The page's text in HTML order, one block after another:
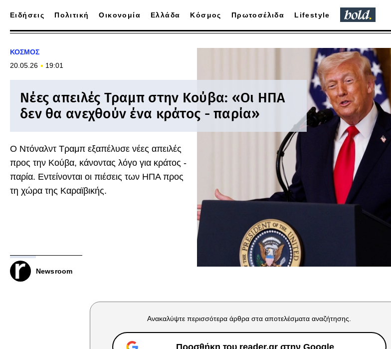
Ειδήσεις Πολιτική Οικονομία Ελλάδα Κόσμος Πρωτοσέλιδα Lifestyle
ΚΟΣΜΟΣ
20.05.26
19:01
Νέες απειλές Τραμπ στην Κούβα: «Oι ΗΠΑ
δεν θα ανεχθούν ένα κράτος - παρία»
Ο Ντόναλντ Τραμπ εξαπέλυσε νέες απειλές
προς την Κούβα, κάνοντας λόγο για κράτος -
παρία. Εντείνονται οι πιέσεις των ΗΠΑ προς
τη χώρα της Καραϊβικής.
Newsroom
Ανακαλύψτε περισσότερα άρθρα στα αποτελέσματα αναζήτησης.
Προσθήκη του reader.gr στην Google